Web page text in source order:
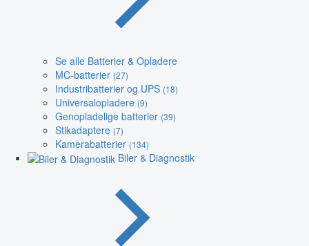
Se alle Batterier & Opladere
MC-batterier (27)
Industribatterier og UPS (18)
Universalopladere (9)
Genopladelige batterier (39)
Stikadaptere (7)
Kamerabatterier (134)
Biler & Diagnostik